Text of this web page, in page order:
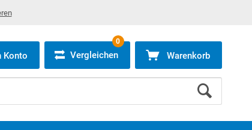
Konto Vergleichen
0
Warenkorb